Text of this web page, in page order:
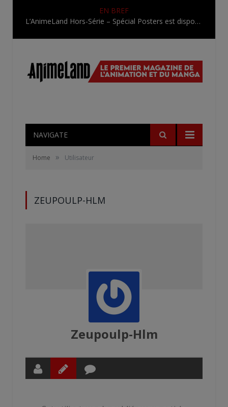
EN BREF
L’AnimeLand Hors-Série – Spécial Posters est disponible !
NAVIGATE
Home » Utilisateur
ZEUPOULP-HLM
Zeupoulp-Hlm